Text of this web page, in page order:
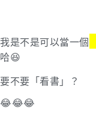
我是不是可以當一個
哈😆
要不要「看書」？
😂😂😂